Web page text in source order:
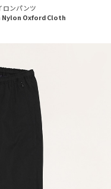
ロンパンツ
Nylon Oxford Cloth